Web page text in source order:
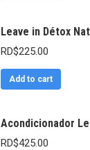
Leave in Détox
RD$225.00
Add to cart
Acondicionador
RD$425.00